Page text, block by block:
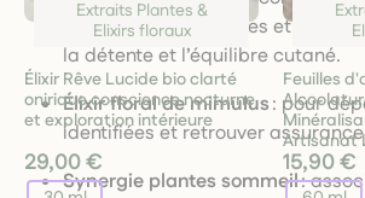
apaisantes, purifiantes et
la détente et l’équilibre cutané.
Élixir floral de mimulus: pour
identifiées et retrouver
Synergie plantes sommeil:
Extraits Plantes &
Elixirs floraux
Élixir Rêve Lucide bio clarté
onirique conscience nocturne
et exploration intérieure
29,00 €
Feuilles
Artisanat
15,90 €